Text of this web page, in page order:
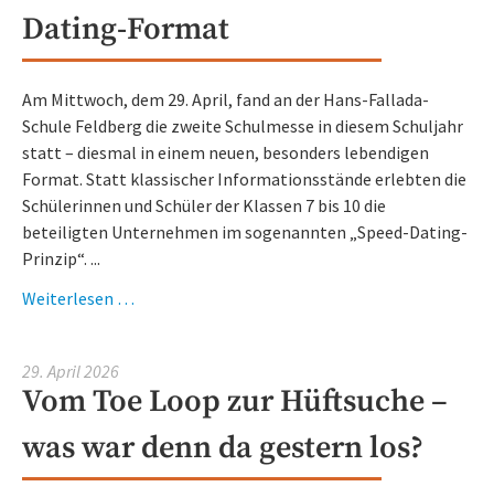
Dating-Format
Am Mittwoch, dem 29. April, fand an der Hans-Fallada-
Schule Feldberg die zweite Schulmesse in diesem Schuljahr
statt – diesmal in einem neuen, besonders lebendigen
Format. Statt klassischer Informationsstände erlebten die
Schülerinnen und Schüler der Klassen 7 bis 10 die
beteiligten Unternehmen im sogenannten „Speed-Dating-
Prinzip“. ...
Weiterlesen …
Hans-
Fallada-
Schule
Feldberg
29. April 2026
Vom Toe Loop zur Hüftsuche –
was war denn da gestern los?